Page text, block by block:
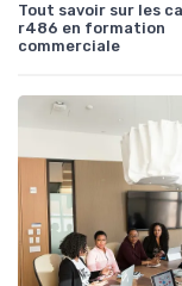
Tout savoir sur les
r486 en formation
commerciale